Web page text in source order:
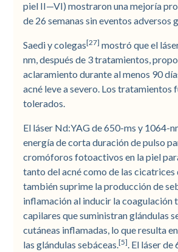
piel II—VI) mostraron una mejoría
de 26 semanas sin eventos adversos
Saedi y colegas[27] mostró que el
nm, después de 3 tratamientos,
aclaramiento durante al menos 90
acné leve a severo. Los tratamientos
tolerados.
El láser Nd:YAG de 650-ms y 1064-
energía de corta duración de pulso
cromóforos fotoactivos en la piel
tanto del acné como de las cicatrices
también suprime la producción de
inflamación al inducir la coagulación
capilares que suministran glándulas
cutáneas inflamadas, lo que resulta
las glándulas sebáceas.[5] . El láser